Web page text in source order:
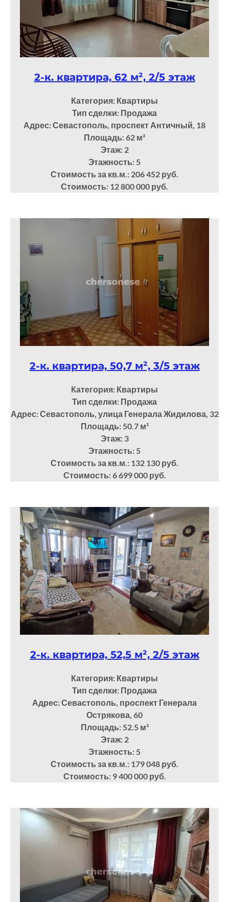
2-к. квартира, 62 м², 2/5 этаж
Категория: Квартиры
Тип сделки: Продажа
Адрес: Севастополь, проспект Античный, 18
Площадь: 62 м²
Этаж: 2
Этажность: 5
Стоимость за кв.м.: 206 452 руб.
Стоимость: 12 800 000 руб.
2-к. квартира, 50,7 м², 3/5 этаж
Категория: Квартиры
Тип сделки: Продажа
Адрес: Севастополь, улица Генерала Жидилова, 32
Площадь: 50.7м²
Этаж: 3
Этажность: 5
Стоимость за кв.м.: 132 130 руб.
Стоимость: 6 699 000 руб.
2-к. квартира, 52,5 м², 2/5 этаж
Категория: Квартиры
Тип сделки: Продажа
Адрес: Севастополь, проспект Генерала
Острякова, 60
Площадь: 52.5м²
Этаж: 2
Этажность: 5
Стоимость за кв.м.: 179 048 руб.
Стоимость: 9 400 000 руб.